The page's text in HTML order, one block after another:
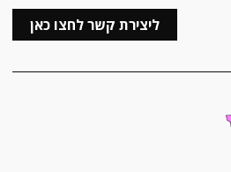
ליצירת קשר לחצו כאן